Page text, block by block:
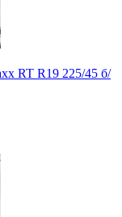
RT R19 225/45 б/